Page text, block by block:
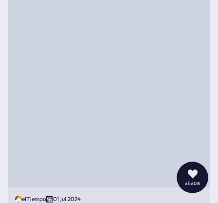
añadir
elTiempo 01 jul 2024